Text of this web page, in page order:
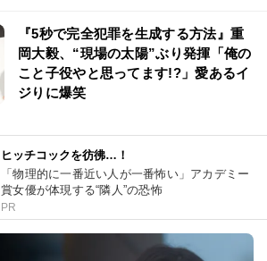
『5秒で完全犯罪を生成する方法』重
岡大毅、“現場の太陽”ぶり発揮「俺の
こと子役やと思ってます!?」愛あるイ
ジりに爆笑
ヒッチコックを彷彿…！
「物理的に一番近い人が一番怖い」アカデミー
賞女優が体現する“隣人”の恐怖
PR